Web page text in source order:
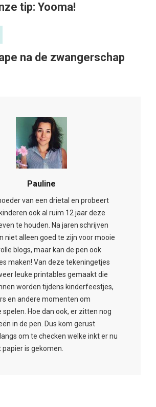
tip: Yooma!
na de zwangerschap
Pauline
van een drietal en probeert
ook al ruim 12 jaar deze
te houden. Na jaren schrijven
niet alleen goed te zijn voor mooie
blogs, maar kan de pen ook
maken! Van deze tekeningetjes
leuke printables gemaakt die
worden tijdens kinderfeestjes,
en andere momenten om
spelen. Hoe dan ook, er zitten nog
in de pen. Dus kom gerust
om te checken welke inkt er nu
is gekomen.